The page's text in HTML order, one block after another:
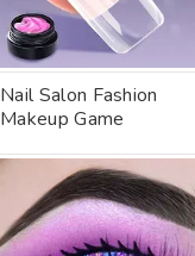
Nail Salon Fashion
Makeup Game